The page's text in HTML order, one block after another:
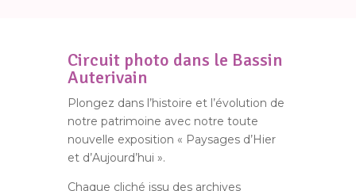
Circuit photo dans le Bassin
Auterivain
Plongez dans l’histoire et l’évolution de
notre patrimoine avec notre toute
nouvelle exposition « Paysages d’Hier
et d’Aujourd’hui ».
Chaque cliché issu des archives